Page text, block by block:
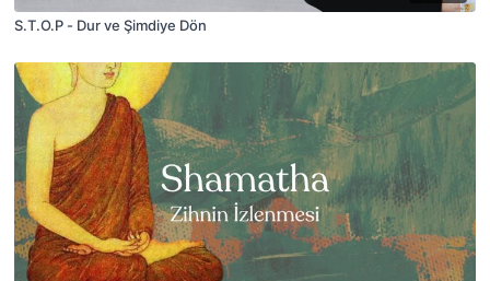
S.T.O.P - Dur ve Şimdiye Dön